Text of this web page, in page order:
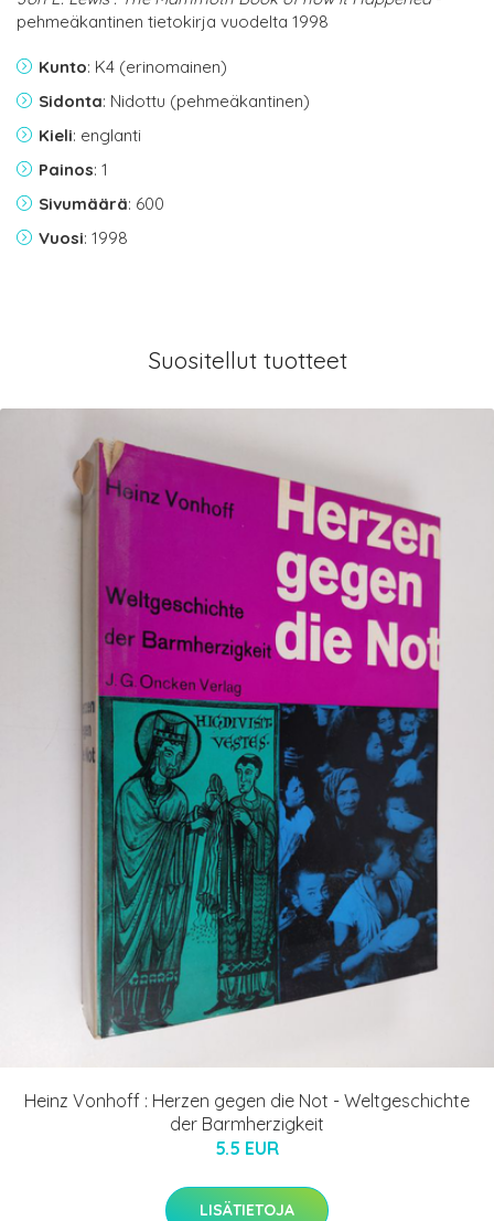
pehmeäkantinen tietokirja vuodelta 1998
Kunto: K4 (erinomainen)
Sidonta: Nidottu (pehmeäkantinen)
Kieli: englanti
Painos: 1
Sivumäärä: 600
Vuosi: 1998
Suositellut tuotteet
Heinz Vonhoff : Herzen gegen die Not - Weltgeschichte
der Barmherzigkeit
5.5 EUR
LISÄTIETOJA